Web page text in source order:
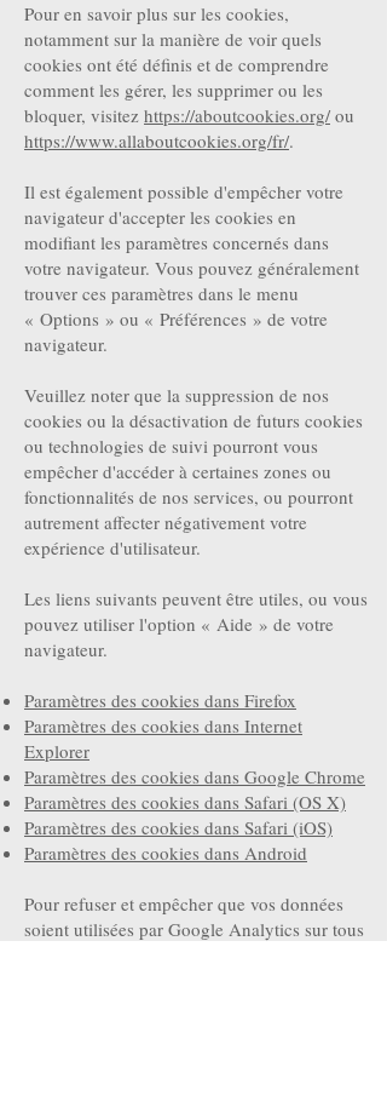
Pour en savoir plus sur les cookies,
notamment sur la manière de voir quels
cookies ont été définis et de comprendre
comment les gérer, les supprimer ou les
bloquer, visitez https://aboutcookies.org/ ou
https://www.allaboutcookies.org/fr/.
Il est également possible d'empêcher votre
navigateur d'accepter les cookies en
modifiant les paramètres concernés dans
votre navigateur. Vous pouvez généralement
trouver ces paramètres dans le menu
« Options » ou « Préférences » de votre
navigateur.
Veuillez noter que la suppression de nos
cookies ou la désactivation de futurs cookies
ou technologies de suivi pourront vous
empêcher d'accéder à certaines zones ou
fonctionnalités de nos services, ou pourront
autrement affecter négativement votre
expérience d'utilisateur.
Les liens suivants peuvent être utiles, ou vous
pouvez utiliser l'option « Aide » de votre
navigateur.
Paramètres des cookies dans Firefox
Paramètres des cookies dans Internet
Explorer
Paramètres des cookies dans Google Chrome
Paramètres des cookies dans Safari (OS X)
Paramètres des cookies dans Safari (iOS)
Paramètres des cookies dans Android
Pour refuser et empêcher que vos données
soient utilisées par Google Analytics sur tous